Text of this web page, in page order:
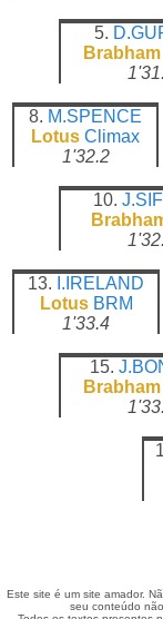
5.
Brabham
8. M.SPENCE
Lotus Climax
1'32.2
10.
13. I.IRELAND
Lotus BRM
1'33.4
15.
Brabham
Este site é um site amador.
seu conteúdo